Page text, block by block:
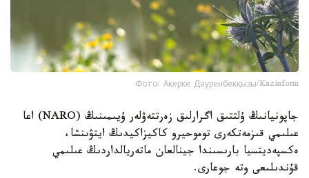
Фото: Ақерке Дәуренбекқызы/Kazinform
جاپونيانىڭ ۇلتتىق اگرارلىق زەرتتەۋلەر ۇيىمىنىڭ (NARO) اعا
عىلىمي قىزمەتكەرى توموحيرو كاكيزاكيدىڭ ايتۋىنشا،
ەكسپەديتسيا بارىسىندا جينالعان ماتەريالداردىڭ عىلىمي
قۇندىلىعى وتە جوعارى.